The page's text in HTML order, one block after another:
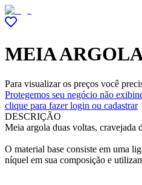
MEIA
Para visualizar os preços você
Protegemos seu negócio não
clique para fazer login ou cadastrar
DESCRIÇÃO
Meia argola duas voltas, cravejada
O material base consiste em uma
níquel em sua composição e